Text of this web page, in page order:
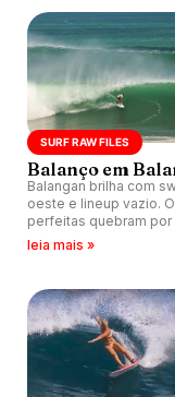
200 mil reais.
SURF RAW FILES
Balanço em
Balangan brilha com
oeste e lineup vazio.
perfeitas quebram por
horas na península de
leia mais »